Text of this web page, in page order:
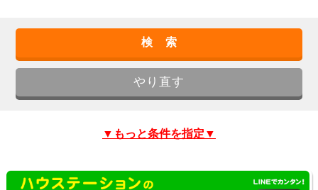
▼もっと条件を指定▼